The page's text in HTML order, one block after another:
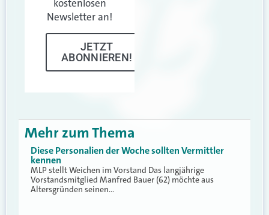
kostenlosen
Newsletter an!
JETZT
ABONNIEREN!
Mehr zum Thema
Diese Personalien der Woche sollten Vermittler
kennen
MLP stellt Weichen im Vorstand Das langjährige
Vorstandsmitglied Manfred Bauer (62) möchte aus
Altersgründen seinen…